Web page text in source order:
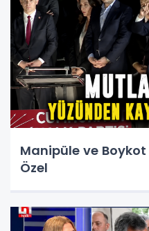
Manipüle ve
Özel